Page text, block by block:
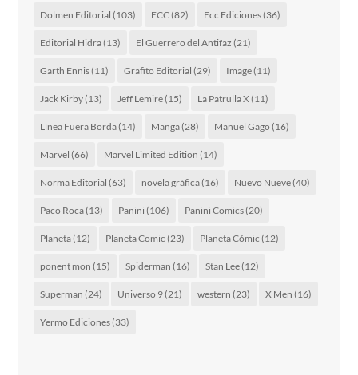
Dolmen Editorial (103) ECC(82) Ecc Ediciones(36)
Editorial Hidra(13) El Guerrero del Antifaz (21)
Garth Ennis(11) Grafito Editorial (29) Image(11)
Jack Kirby(13) Jeff Lemire(15) La Patrulla X(11)
Línea Fuera Borda(14) Manga(28) Manuel Gago (16)
Marvel (66) Marvel Limited Edition (14)
Norma Editorial (63) novela gráfica(16) Nuevo Nueve(40)
Paco Roca(13) Panini(106) Panini Comics(20)
Planeta(12) Planeta Comic (23) Planeta Cómic (12)
ponent mon (15) Spiderman (16) Stan Lee(12)
Superman (24) Universo 9(21) western (23) X Men (16)
Yermo Ediciones(33)